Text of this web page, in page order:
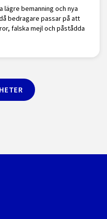
bemanning och nya
bedragare passar på att
falska mejl och påstådda